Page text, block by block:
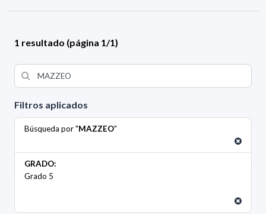
Filtros aplicados
Búsqueda por "MAZZEO"
GRADO:
Grado 5
1 resultado (página 1/1)